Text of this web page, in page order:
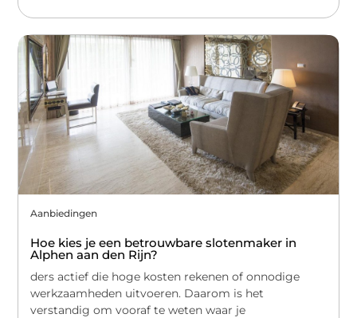
Aanbiedingen
Hoe kies je een betrouwbare slotenmaker in
Alphen aan den Rijn?
ders actief die hoge kosten rekenen of onnodige
werkzaamheden uitvoeren. Daarom is het
verstandig om vooraf te weten waar je